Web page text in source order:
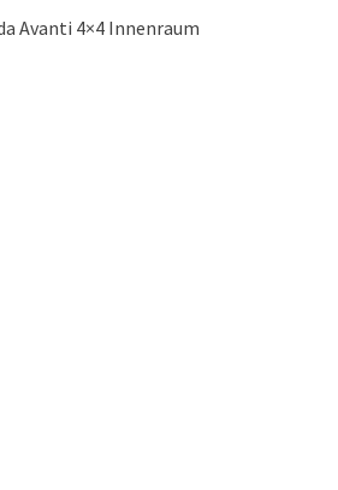
Avanti 4×4 Innenraum